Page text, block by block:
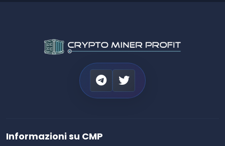
Informazioni su CMP